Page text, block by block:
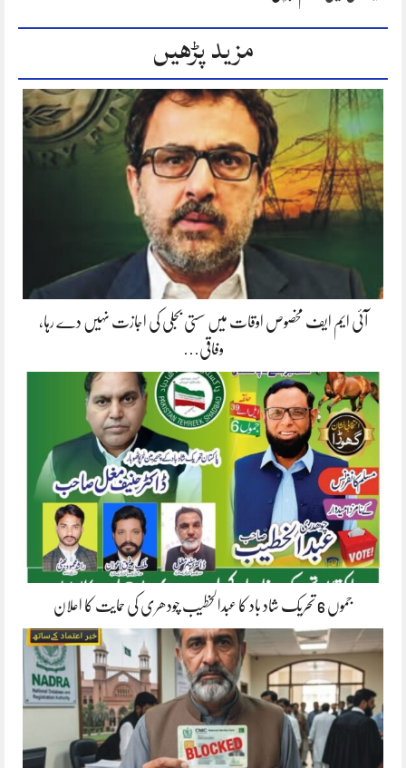
مزید پڑھیں
آئی ایم ایف مخصوص اوقات میں سستی بجلی کی اجازت نہیں دے رہا،
وفاقی…
جموں 6 تحریک شاد باد کا عبدالخطیب چودھری کی حمایت کا اعلان